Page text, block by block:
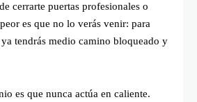
cerrarte puertas profesionales o
es que no lo verás venir: para
tendrás medio camino bloqueado y
es que nunca actúa en caliente.